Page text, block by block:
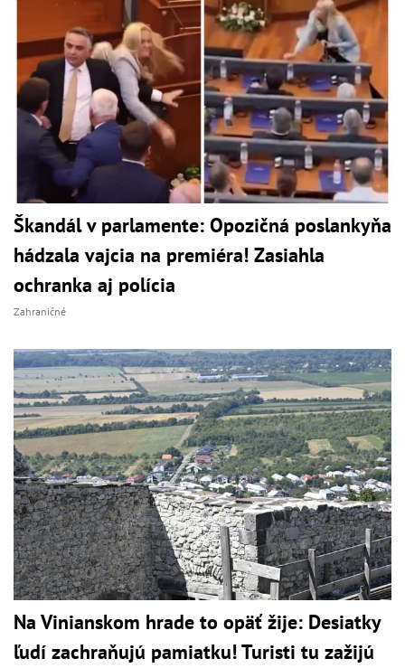
Škandál v parlamente: Opozičná poslankyňa
hádzala vajcia na premiéra! Zasiahla
ochranka aj polícia
Zahraničné
Na Vinianskom hrade to opäť žije: Desiatky
ľudí zachraňujú pamiatku! Turisti tu zažijú